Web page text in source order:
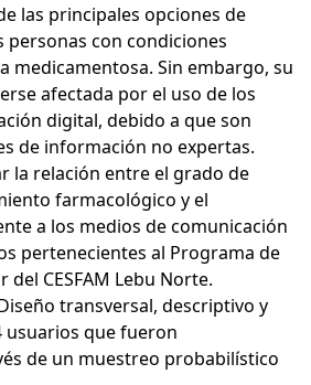
las principales opciones de
con condiciones
medicamentosa. Sin embargo, su
afectada por el uso de los
digital, debido a que son
de información no expertas.
la relación entre el grado de
farmacológico y el
a los medios de comunicación
pertenecientes al Programa de
del CESFAM Lebu Norte.
transversal, descriptivo y
usuarios que fueron
de un muestreo probabilístico